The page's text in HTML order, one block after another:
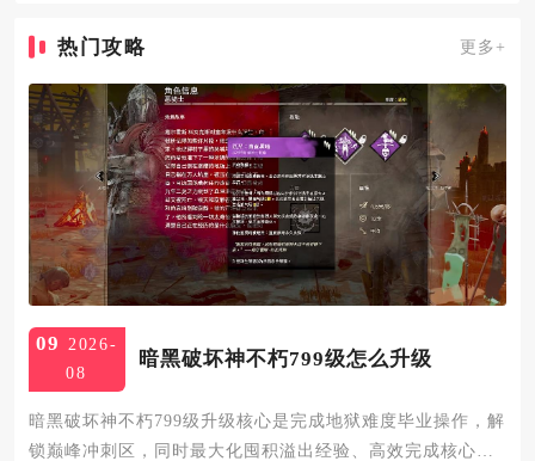
热门攻略 更多+
09 2026-
08
暗黑破坏神不朽799级怎么升级
暗黑破坏神不朽799级升级核心是完成地狱难度毕业操作，解
锁巅峰冲刺区，同时最大化囤积溢出经验、高效完成核心任